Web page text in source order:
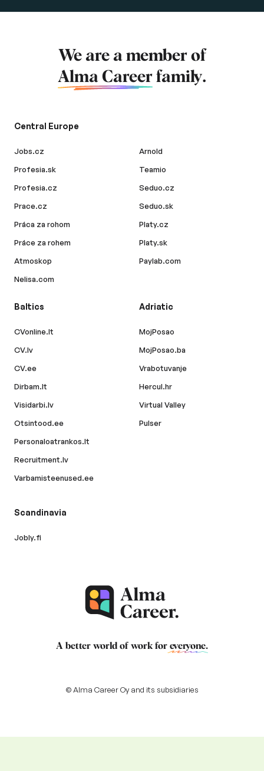
We are a member of
Alma Career family.
Central Europe
Jobs.cz
Profesia.sk
Profesia.cz
Prace.cz
Práca za rohom
Práce za rohem
Atmoskop
Nelisa.com
Arnold
Teamio
Seduo.cz
Seduo.sk
Platy.cz
Platy.sk
Paylab.com
Baltics
CVonline.lt
CV.lv
CV.ee
Dirbam.lt
Visidarbi.lv
Otsintood.ee
Personaloatrankos.lt
Recruitment.lv
Varbamisteenused.ee
Adriatic
MojPosao
MojPosao.ba
Vrabotuvanje
Hercul.hr
Virtual Valley
Pulser
Scandinavia
Jobly.fi
A better world of work for everyone.
© Alma Career Oy and its subsidiaries